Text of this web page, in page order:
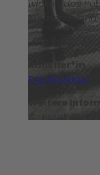
© Hallenbad - Zentrum junge
wickelt das
Niemandsland
„Fee
Künstler*in
Fee Badenius
Weitere
©Leszek